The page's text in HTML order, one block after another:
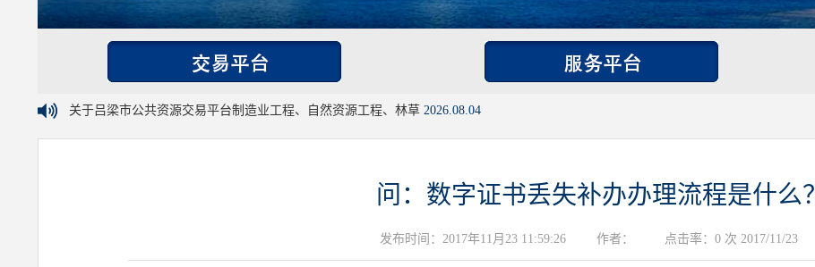
关于吕梁市公共资源交易平台制造业工程、自然资源工程、林草 2026.08.04
问：数字证书丢失补办办理流程是什么？
发布时间：2017年11月23 11:59:26 作者： 点击率：0 次 2017/11/23